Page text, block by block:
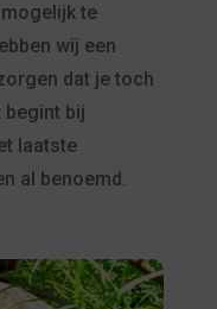
te
wij een
dat je toch
begint bij
laatste
al benoemd.